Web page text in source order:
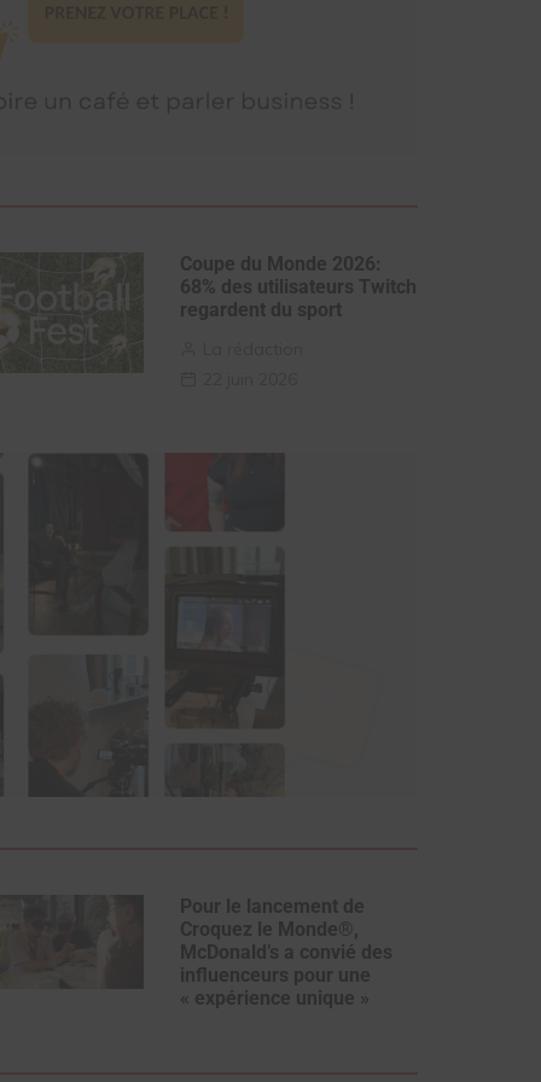
Coupe du Monde 2026:
68% des utilisateurs Twitch
regardent du sport
Pour le lancement de
Croquez le Monde®,
McDonald’s a convié des
influenceurs pour une
« expérience unique »